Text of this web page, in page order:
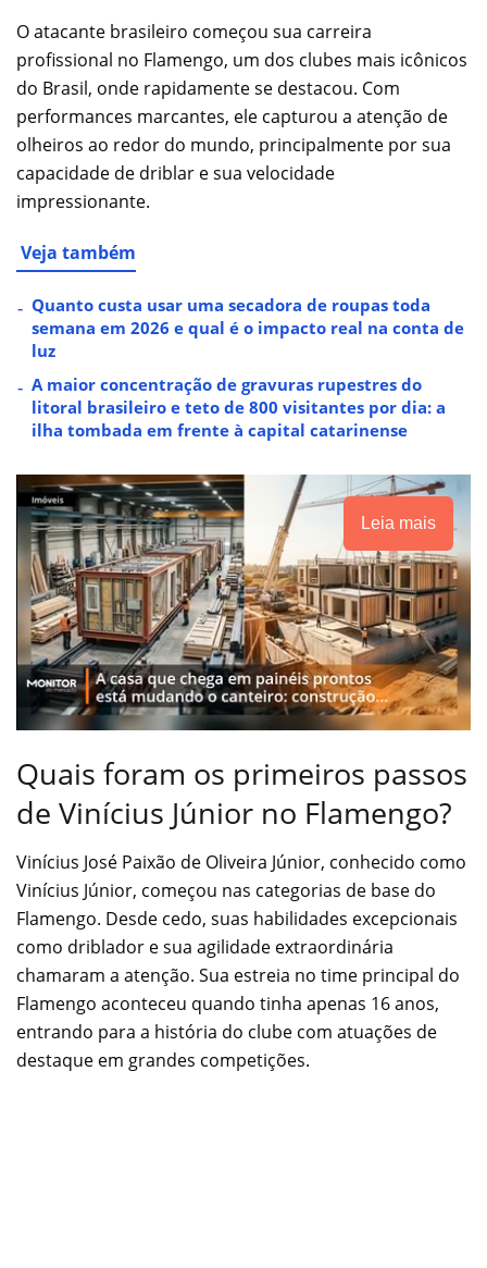
O atacante brasileiro começou sua carreira
profissional no Flamengo, um dos clubes mais icônicos
do Brasil, onde rapidamente se destacou. Com
performances marcantes, ele capturou a atenção de
olheiros ao redor do mundo, principalmente por sua
capacidade de driblar e sua velocidade
impressionante.
Veja também
Quanto custa usar uma secadora de roupas toda
semana em 2026 e qual é o impacto real na conta de
luz
A maior concentração de gravuras rupestres do
litoral brasileiro e teto de 800 visitantes por dia: a
ilha tombada em frente à capital catarinense
Leia mais
Quais foram os primeiros passos
de Vinícius Júnior no Flamengo?
Vinícius José Paixão de Oliveira Júnior, conhecido como
Vinícius Júnior, começou nas categorias de base do
Flamengo. Desde cedo, suas habilidades excepcionais
como driblador e sua agilidade extraordinária
chamaram a atenção. Sua estreia no time principal do
Flamengo aconteceu quando tinha apenas 16 anos,
entrando para a história do clube com atuações de
destaque em grandes competições.